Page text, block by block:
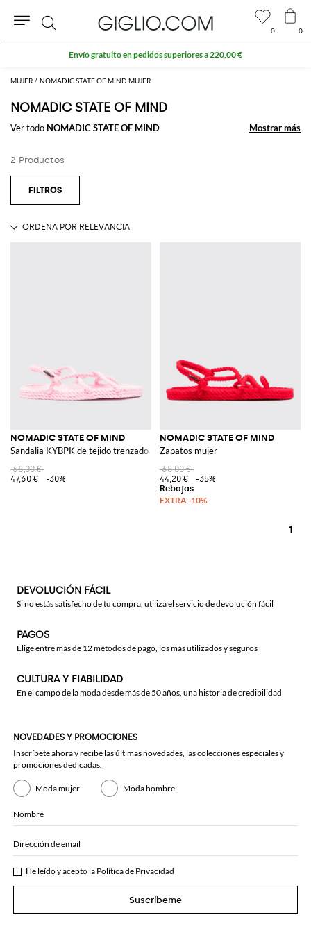
MUJER NOMADIC STATE OF MIND MUJER
NOMADIC STATE OF MIND
Ver todo NOMADIC STATE OF MIND Mostrar más
Mostrar más
2 Productos
NOMADIC STATE OF MIND
Sandalia KYBPK de tejido trenzado
68,00 €
47,60 €
-30%
NOMADIC STATE OF MIND
Zapatos mujer
68,00 €
44,20 €
-35%
1
0 0
Buscar
Envío gratuito en pedidos superiores a 220,00 €
DEVOLUCIÓN FÁCIL
Si no estás satisfecho de tu compra, utiliza el servicio de devolución fácil
PAGOS
Elige entre más de 12 métodos de pago, los más utilizados y seguros
CULTURA Y FIABILIDAD
En el campo de la moda desde más de 50 años, una historia de credibilidad
NOVEDADES Y PROMOCIONES
Inscríbete ahora y recibe las últimas novedades, las colecciones especiales y
promociones dedicadas.
Moda mujer Moda hombre
Nombre
Dirección de email
He leído y acepto la Política de Privacidad
Suscríbeme